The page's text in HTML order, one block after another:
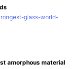
glass-world-
amorphous material